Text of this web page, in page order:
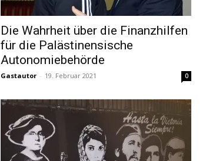
Die Wahrheit über die Finanzhilfen
für die Palästinensische
Autonomiebehörde
Gastautor - 19. Februar 2021 0